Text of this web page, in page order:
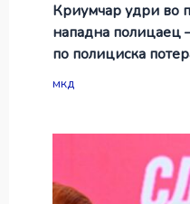
Криумчар удри во
нападна полицаец
по полициска
мкд